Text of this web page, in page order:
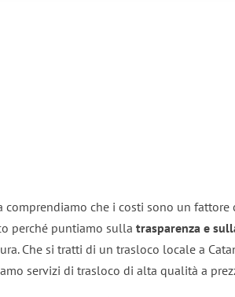
comprendiamo che i costi sono un fattore
perché puntiamo sulla trasparenza e
Che si tratti di un trasloco locale a
servizi di trasloco di alta qualità a